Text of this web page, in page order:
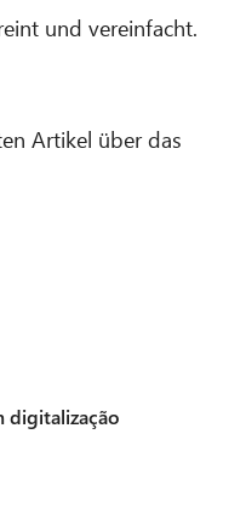
und vereinfacht.
Artikel über das
digitalização